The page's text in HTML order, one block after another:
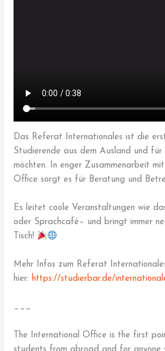
Das Referat Internationales ist die
Studierende aus dem Ausland und für
möchten. In enger Zusammenarbeit
Office sorgt es für Beratung und
Es leitet coole Veranstaltungen wie
oder Sprachcafé– und bringt immer
Tisch!
Mehr Infos zum Referat
hier:https://studierbar.de/
___
The International Office is the first